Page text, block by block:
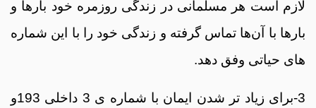
لازم است هر مسلمانی در زندگی روزمره خود بارها و
بارها با آن‌ها تماس گرفته و زندگی خود را با این شماره
های حیاتی وفق دهد.
3-برای زیاد تر شدن ایمان با شماره ی 3 داخلی 193و